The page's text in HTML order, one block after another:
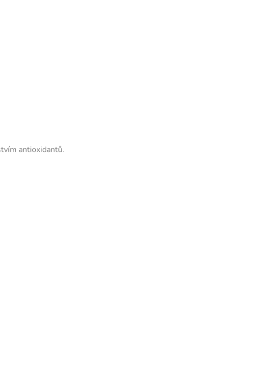
antioxidantů.